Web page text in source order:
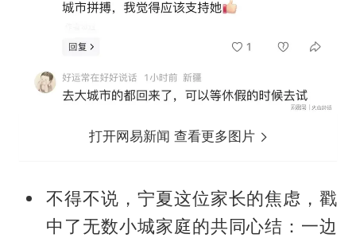
打开网易新闻 查看更多图片
不得不说，宁夏这位家长的焦虑，戳
中了无数小城家庭的共同心结：一边